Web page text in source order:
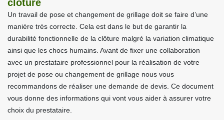
clôture
Un travail de pose et changement de grillage doit se faire d’une
manière très correcte. Cela est dans le but de garantir la
durabilité fonctionnelle de la clôture malgré la variation climatique
ainsi que les chocs humains. Avant de fixer une collaboration
avec un prestataire professionnel pour la réalisation de votre
projet de pose ou changement de grillage nous vous
recommandons de réaliser une demande de devis. Ce document
vous donne des informations qui vont vous aider à assurer votre
choix du prestataire.